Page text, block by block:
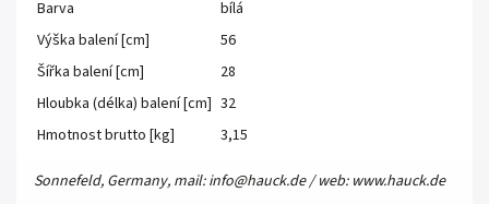
Barva
bílá
Výška balení [cm]
56
Šířka balení [cm]
28
Hloubka (délka) balení [cm] 32
Hmotnost brutto [kg]
3,15
Sonnefeld, Germany, mail: info@hauck.de / web: www.hauck.de